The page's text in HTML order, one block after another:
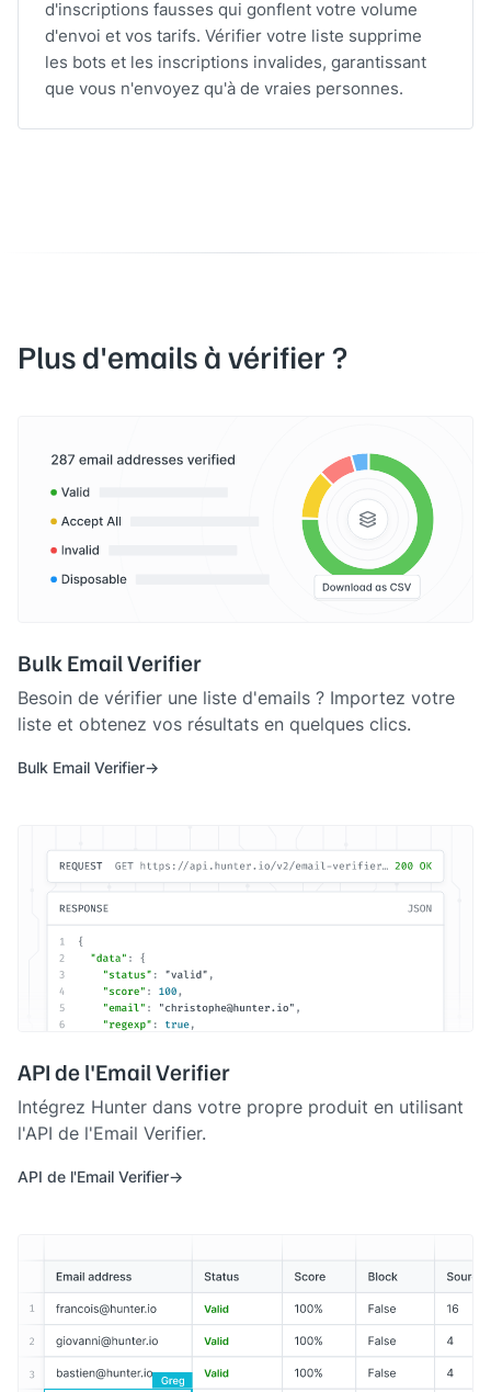
d'inscriptions fausses qui gonflent votre volume
d'envoi et vos tarifs. Vérifier votre liste supprime
les bots et les inscriptions invalides, garantissant
que vous n'envoyez qu'à de vraies personnes.
Plus d'emails à vérifier ?
Bulk Email Verifier
Besoin de vérifier une liste d'emails ? Importez votre
liste et obtenez vos résultats en quelques clics.
Bulk Email Verifier
API de l'Email Verifier
Intégrez Hunter dans votre propre produit en utilisant
l'API de l'Email Verifier.
API de l'Email Verifier